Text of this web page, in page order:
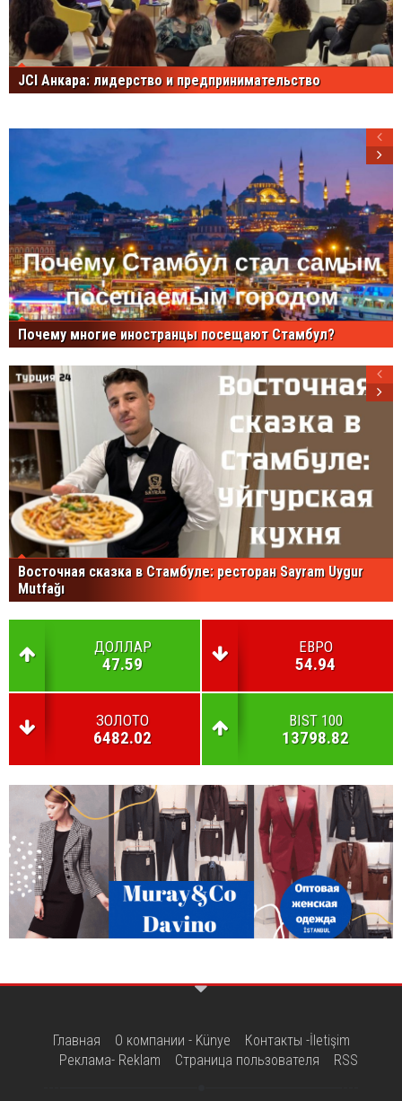
JCI Анкара: лидерство и предпринимательство
Почему многие иностранцы посещают Стамбул?
Восточная сказка в Стамбуле: ресторан Sayram Uygur
Mutfağı
ДОЛЛАР
47.59
ЕВРО
54.94
ЗОЛОТО
6482.02
BIST 100
13798.82
Главная О компании - Künye
Контакты -İletişim
Реклама- Reklam
Страница пользователя RSS